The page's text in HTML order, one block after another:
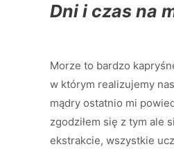
Dni i czas na
Morze to bardzo
w którym realizujemy
mądry ostatnio mi
zgodziłem się z tym ale
ekstrakcie, wszystkie